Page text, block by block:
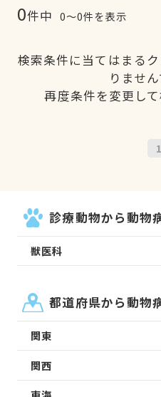
0件中 0〜0件を表示
検索条件に当てはまる
りません
再度条件を変更して
1
診療動物から動物
獣医科
都道府県から動物
関東
関西